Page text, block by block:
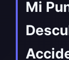
Mi